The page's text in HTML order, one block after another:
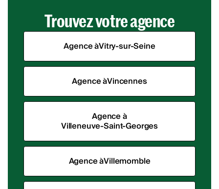
Trouvez votre agence
Agence àVitry-sur-Seine
Agence àVincennes
Agence à
Villeneuve-Saint-Georges
Agence àVillemomble